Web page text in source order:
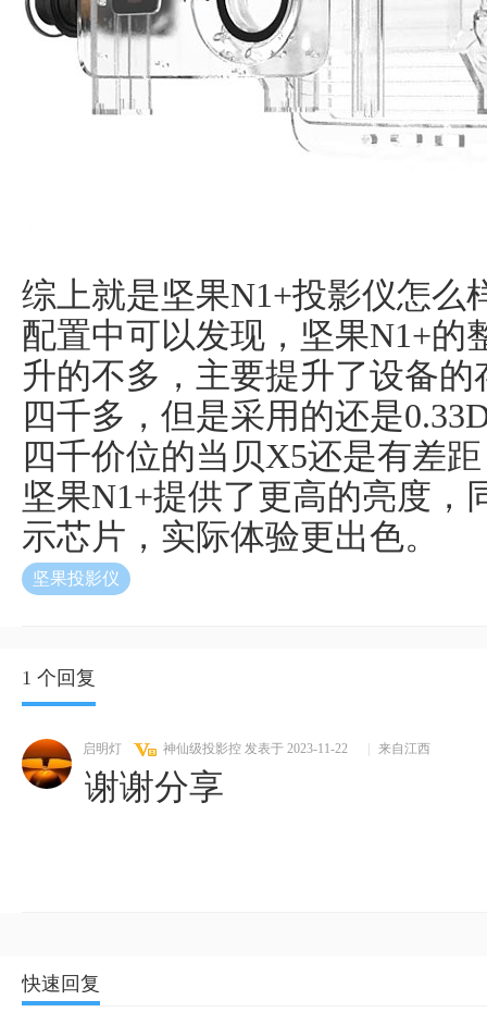
综上就是坚果N1+投影仪怎么
配置中可以发现，坚果N1+的
升的不多，主要提升了设备
四千多，但是采用的还是
四千价位的当贝X5还是有差
坚果N1+提供了更高的亮度，
示芯片，实际体验更出色。
坚果投影仪
1 个回复
启明灯 神仙级投影控 发表于 2023-11-22 来自江西
谢谢分享
快速回复